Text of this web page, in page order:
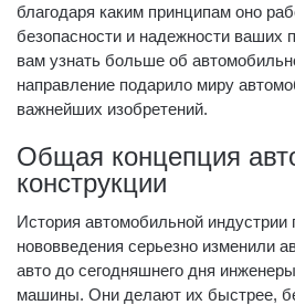
благодаря каким принципам оно
безопасности и надежности
вам узнать больше об
направление подарило миру
важнейших изобретений.
Общая концепция
конструкции
История автомобильной
нововведения серьезно изменили
авто до сегодняшнего дня
машины. Они делают их быстрее,